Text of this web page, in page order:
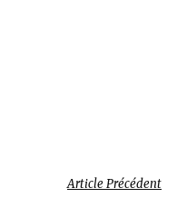
Article Précédent